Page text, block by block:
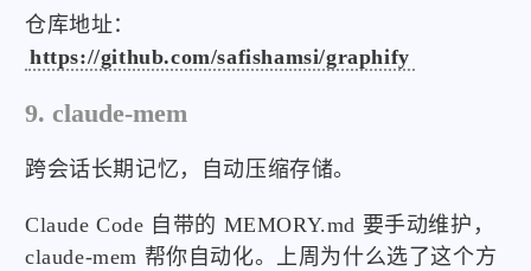
仓库地址：
https://github.com/safishamsi/graphify
9. claude-mem
跨会话长期记忆，自动压缩存储。
Claude Code 自带的 MEMORY.md 要手动维护，
claude-mem 帮你自动化。上周为什么选了这个方